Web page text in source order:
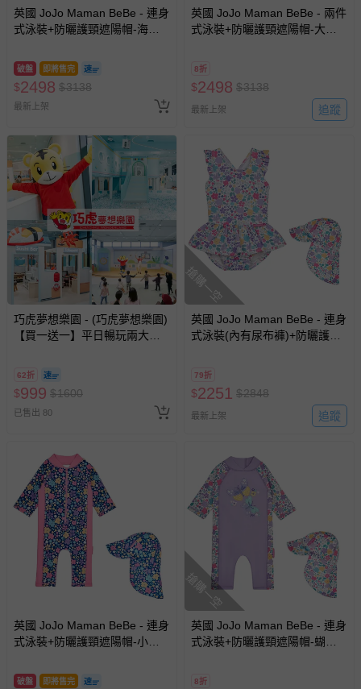
英國 JoJo Maman BeBe - 連身
式泳裝+防曬護頸遮陽帽-海盜
_JJL2753
破盤 即將售完
$2498 $3138
最新上架
英國 JoJo Maman BeBe - 兩件
式泳裝+防曬護頸遮陽帽-大白
8折
$2498 $3138
最新上架 追蹤
巧虎夢想樂園 - (巧虎夢想樂園)
【買一送一】平日暢玩兩大一
券使用
62折
$999 $1600
已售出 80
搶購一空
英國 JoJo Maman BeBe - 連身
式泳裝(內有尿布褲)+防曬護頸
79折
$2251 $2848
最新上架 追蹤
英國 JoJo Maman BeBe - 連身
式泳裝+防曬護頸遮陽帽-小小
_JJL2863
破盤 即將售完
搶購一空
英國 JoJo Maman BeBe - 連身
式泳裝+防曬護頸遮陽帽-蝴蝶
8折